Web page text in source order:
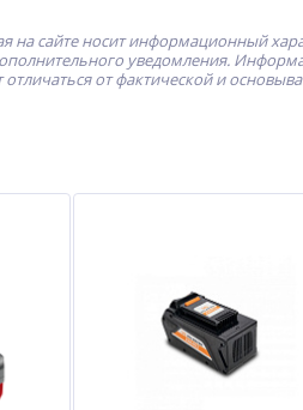
на сайте носит информационный
уведомления.
от фактической и